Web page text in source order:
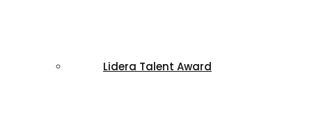
Lidera Talent Award